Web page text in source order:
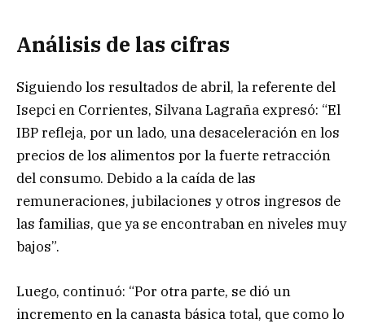
Análisis de las cifras
Siguiendo los resultados de abril, la referente del
Isepci en Corrientes, Silvana Lagraña expresó: “El
IBP refleja, por un lado, una desaceleración en los
precios de los alimentos por la fuerte retracción
del consumo. Debido a la caída de las
remuneraciones, jubilaciones y otros ingresos de
las familias, que ya se encontraban en niveles muy
bajos”.
Luego, continuó: “Por otra parte, se dió un
incremento en la canasta básica total, que como lo